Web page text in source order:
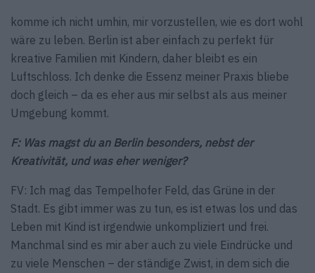
komme ich nicht umhin, mir vorzustellen, wie es dort wohl
wäre zu leben. Berlin ist aber einfach zu perfekt für
kreative Familien mit Kindern, daher bleibt es ein
Luftschloss. Ich denke die Essenz meiner Praxis bliebe
doch gleich – da es eher aus mir selbst als aus meiner
Umgebung kommt.
F: Was magst du an Berlin besonders, nebst der
Kreativität, und was eher weniger?
FV: Ich mag das Tempelhofer Feld, das Grüne in der
Stadt. Es gibt immer was zu tun, es ist etwas los und das
Leben mit Kind ist irgendwie unkompliziert und frei.
Manchmal sind es mir aber auch zu viele Eindrücke und
zu viele Menschen – der ständige Zwist, in dem sich die